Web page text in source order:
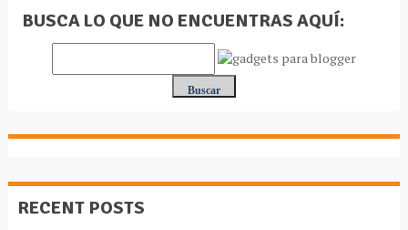
BUSCA LO QUE NO ENCUENTRAS AQUÍ:
RECENT POSTS